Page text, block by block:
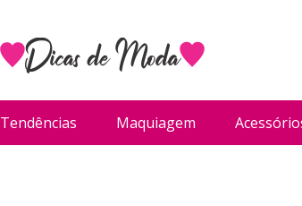
Tendências Maquiagem